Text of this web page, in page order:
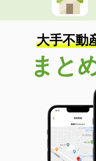
大手不動
まと